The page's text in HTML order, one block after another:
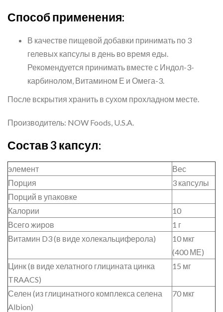
Способ применения:
В качестве пищевой добавки принимать по 3
гелевых капсулы в день во время еды.
Рекомендуется принимать вместе с Индол-3-
карбинолом, Витамином Е и Омега-3.
После вскрытия хранить в сухом прохладном месте.
Производитель: NOW Foods, U.S.A.
Состав 3 капсул:
элемент
Вес
Порция
3 капсулы
Порций в упаковке
Калории
10
Всего жиров
1 г
Витамин D3 (в виде холекальциферола)
10 мкг
(400 МЕ)
Цинк (в виде хелатного глицината цинка
TRAACS)
15 мг
Селен (из глицинатного комплекса селена
Albion)
70 мкг